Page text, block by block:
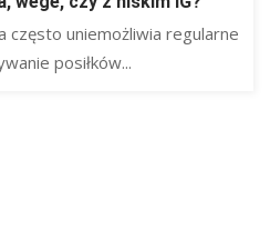
często uniemożliwia regularne
posiłków...